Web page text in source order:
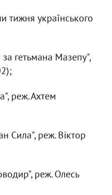
тижня українського
гетьмана Мазепу",
реж. Ахтем
Сила", реж. Віктор
реж. Олесь